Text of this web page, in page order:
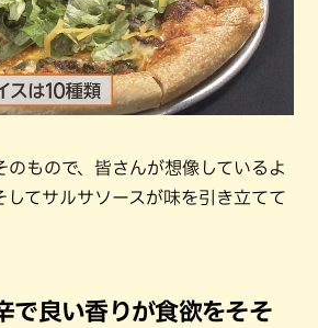
のもので、皆さんが想像しているよ
してサルサソースが味を引き立てて
で良い香りが食欲をそそ